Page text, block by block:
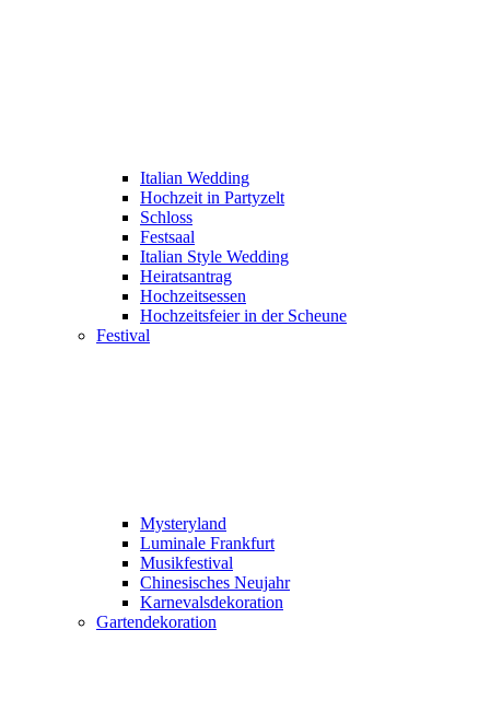
Italian Wedding
Hochzeit in Partyzelt
Schloss
Festsaal
Italian Style Wedding
Heiratsantrag
Hochzeitsessen
Hochzeitsfeier in der Scheune
Festival
Mysteryland
Luminale Frankfurt
Musikfestival
Chinesisches Neujahr
Karnevalsdekoration
Gartendekoration